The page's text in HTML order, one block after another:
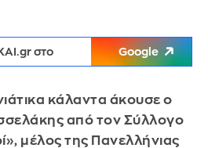
στο Google
κάλαντα άκουσε ο
από τον Σύλλογο
μέλος της Πανελλήνιας